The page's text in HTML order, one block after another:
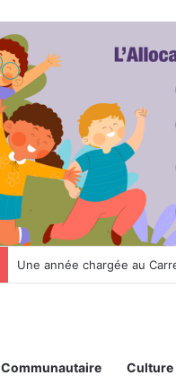
La Maison de la Sérénité
Communautaire Culture